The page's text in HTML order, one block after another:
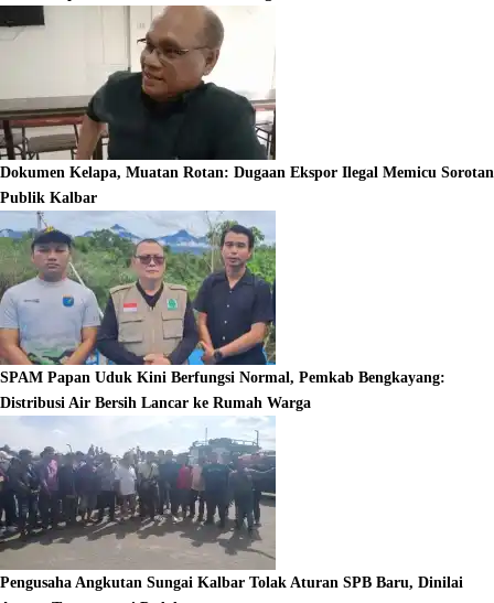
Dokumen Kelapa, Muatan Rotan: Dugaan Ekspor Ilegal Memicu Sorotan
Publik Kalbar
SPAM Papan Uduk Kini Berfungsi Normal, Pemkab Bengkayang:
Distribusi Air Bersih Lancar ke Rumah Warga
Pengusaha Angkutan Sungai Kalbar Tolak Aturan SPB Baru, Dinilai